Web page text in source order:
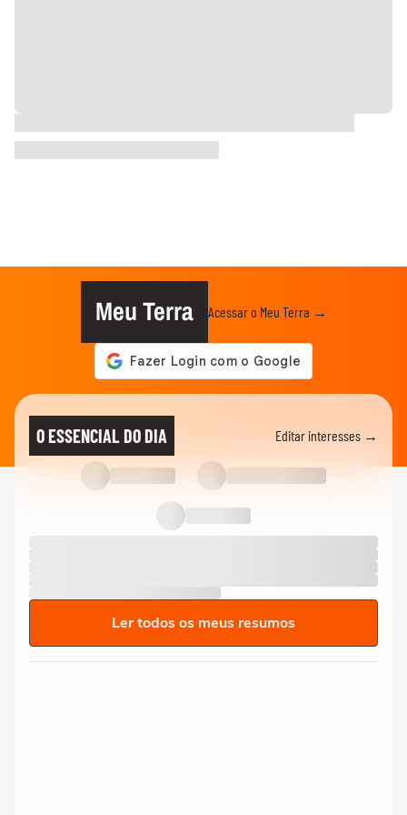
Meu Terra Acessar o Meu Terra →
O ESSENCIAL DO DIA Editar interesses →
Ler todos os meus resumos